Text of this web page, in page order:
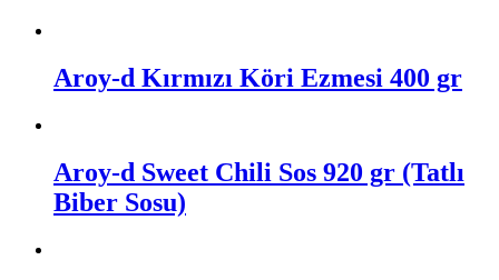
Aroy-d Kırmızı Köri Ezmesi 400 gr
Aroy-d Sweet Chili Sos 920 gr (Tatlı
Biber Sosu)